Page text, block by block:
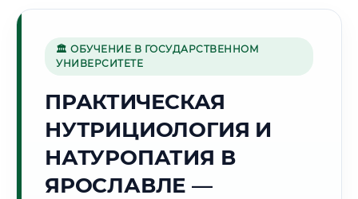
🐻
Г. ЯРОСЛАВЛЬ
Точное местное время:
00:49:00
🏛 ОБУЧЕНИЕ В ГОСУДАРСТВЕННОМ
УНИВЕРСИТЕТЕ
ПРАКТИЧЕСКАЯ
НУТРИЦИОЛОГИЯ И
НАТУРОПАТИЯ В
ЯРОСЛАВЛЕ —